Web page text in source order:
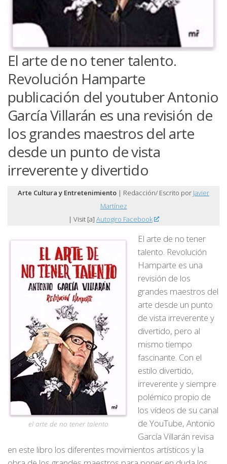
El arte de no tener talento.
Revolución Hamparte
publicación del youtuber Antonio
García Villarán es una revisión de
los grandes maestros del arte
desde un punto de vista
irreverente y divertido
Arte Cultura y Entretenimiento | Redacción/ Escrito por Javier
Martínez
| Visit [a] Autogiro Facebook
el arte de no tener talento
El arte de no tener
talento. Revolución
Hamparte es una
revisión de los
grandes maestros del
arte desde un punto
de vista irreverente y
divertido, pero al
mismo tiempo
fascinante. Con el
estilo divertido,
irreverente y siempre
polémico propio de
los vídeos de su canal
de YouTube, Antonio
García Villarán revisa
en este libro los diferentes movimientos artísticos y la